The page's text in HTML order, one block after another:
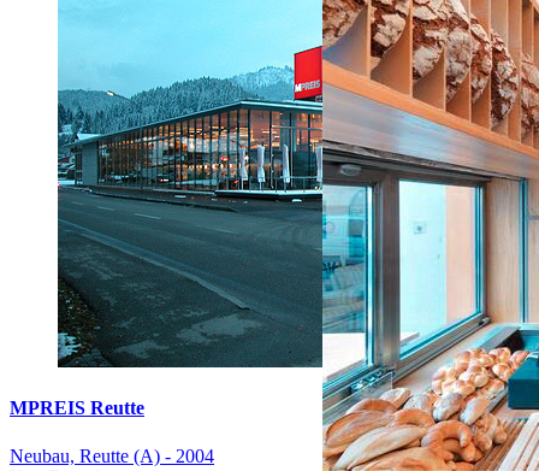
MPREIS Reutte
Neubau, Reutte (A) - 2004